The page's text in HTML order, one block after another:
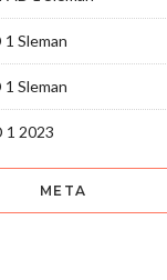
1 Sleman
1 Sleman
1 2023
META